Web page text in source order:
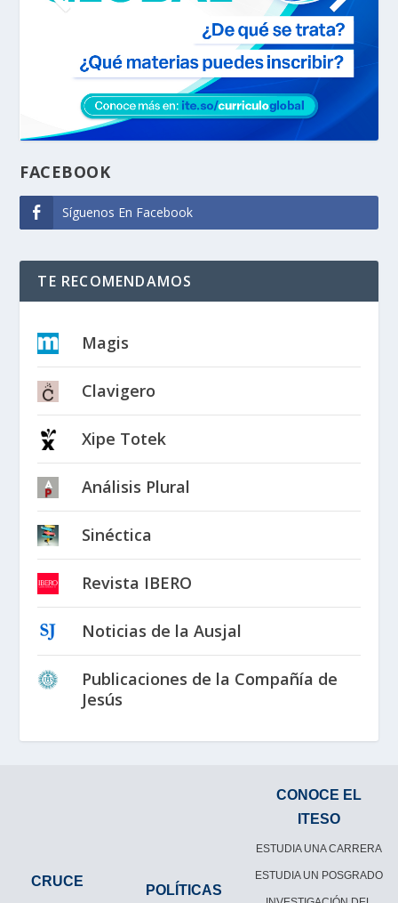
FACEBOOK
Síguenos En Facebook
TE RECOMENDAMOS
Magis
Clavigero
Xipe Totek
Análisis Plural
Sinéctica
Revista IBERO
Noticias de la Ausjal
Publicaciones de la Compañía de
Jesús
CRUCE
POLÍTICAS
CONOCE EL
ITESO
ESTUDIA UNA CARRERA
ESTUDIA UN POSGRADO